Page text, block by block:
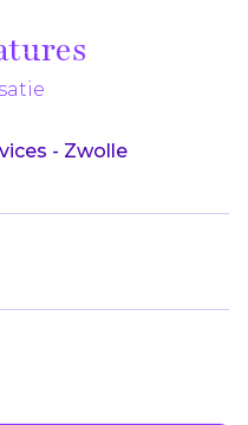
- Zwolle